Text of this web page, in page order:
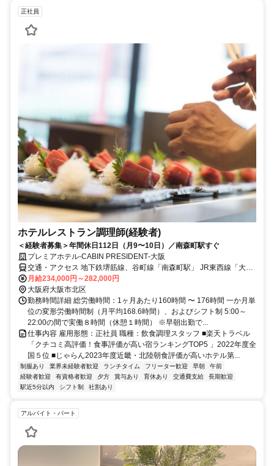
正社員
ホテルレストラン調理師(経験者)
＜経験者募集＞年間休日112日（月9〜10日）／南森町駅すぐ
プレミアホテル‐CABIN PRESIDENT‐大阪
交通・アクセス 地下鉄堺筋線、谷町線「南森町駅」 JR東西線「大阪
天満宮駅」
月給234,000円～282,000円
大阪府大阪市北区
勤務時間詳細 総労働時間：1ヶ月あたり160時間 〜 176時間 一か月単
位の変形労働時間制（月平均168.6時間）、およびシフト制 5:00～
22:00の間で実働８時間（休憩１時間） ※早朝出勤で...
仕事内容 雇用形態：正社員 職種：飲食調理スタッフ ■楽天トラベル
「クチコミ高評価！食事評価が高い宿ランキングTOP5 」2022年度全
国５位 ■じゃらん2023年度近畿・北陸朝食評価が高いホテル第...
制服あり 業界未経験者歓迎 ランチタイム フリーター歓迎 早朝
午前
経験者歓迎
有資格者歓迎 夕方 賞与あり 育休あり 交通費支給
長期歓迎
駅近5分以内
シフト制 社割あり
アルバイト・パート